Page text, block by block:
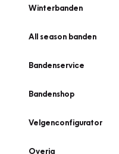
Winterbanden
All season banden
Bandenservice
Bandenshop
Velgenconfigurator
Overig